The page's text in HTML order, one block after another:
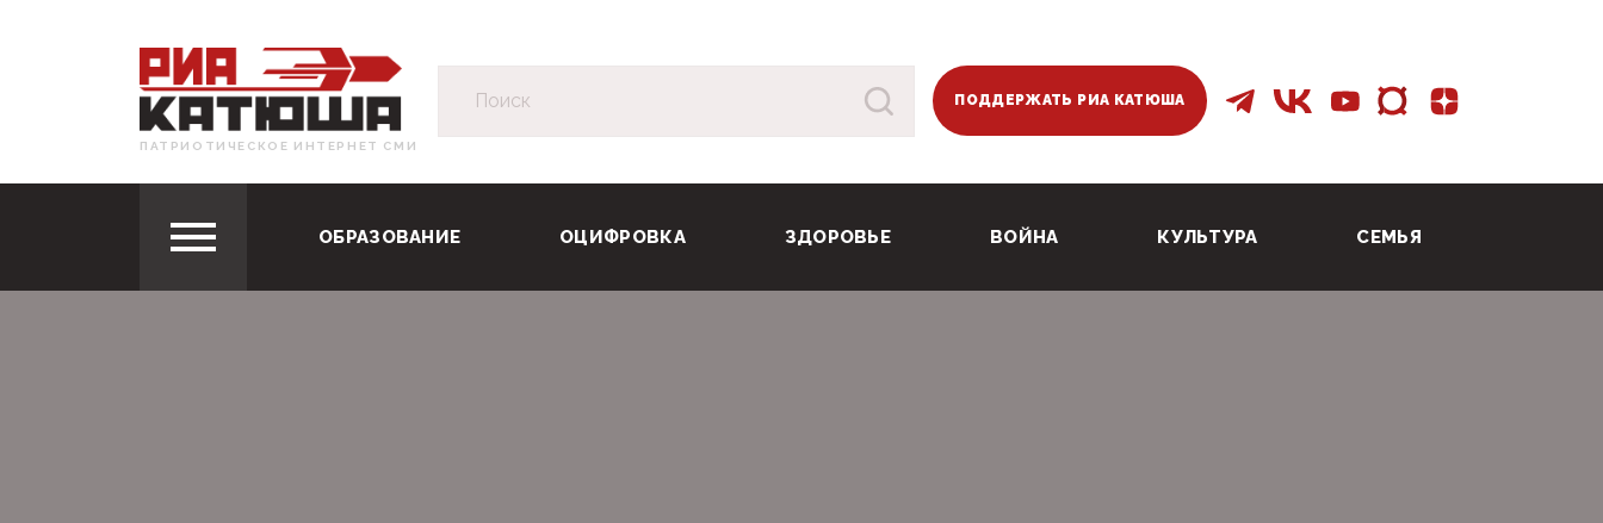
ПАТРИОТИЧЕСКОЕ ИНТЕРНЕТ СМИ
ПОДДЕРЖАТЬ РИА КАТЮША
ОБРАЗОВАНИЕ ОЦИФРОВКА ЗДОРОВЬЕ ВОЙНА КУЛЬТУРА СЕМЬЯ